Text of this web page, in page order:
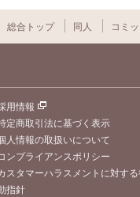
総合トップ 同人 コミ
用情報
定商取引法に基づく表示
人情報の取扱いについて
ンプライアンスポリシー
スタマーハラスメントに対す
指針